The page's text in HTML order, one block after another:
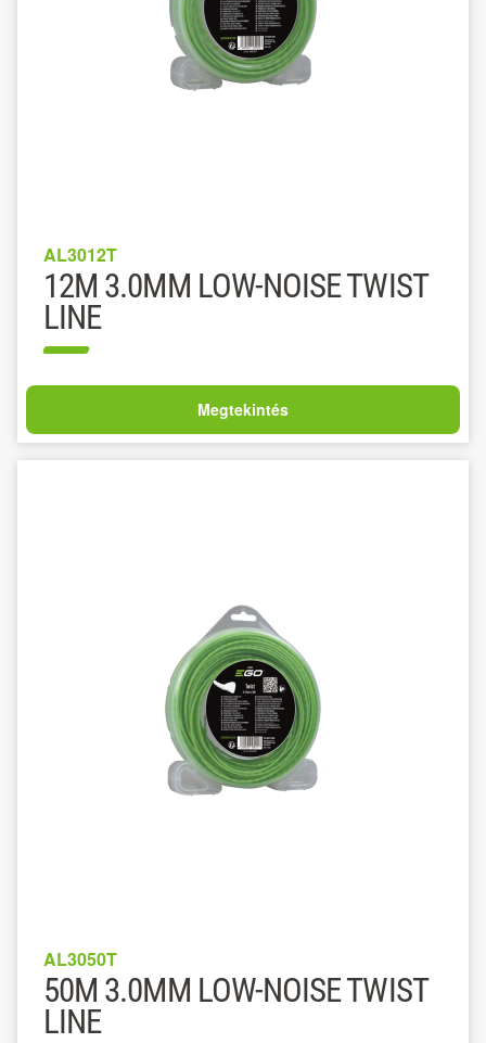
AL3012T
12M 3.0MM LOW-NOISE TWIST
LINE
Megtekintés
AL3050T
50M 3.0MM LOW-NOISE TWIST
LINE